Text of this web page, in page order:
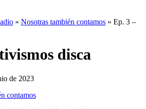
» Nosotras también contamos » Ep. 3 –
disca
de 2023
contamos